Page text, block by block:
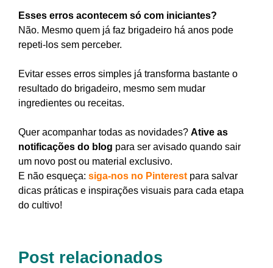
Esses erros acontecem só com iniciantes?
Não. Mesmo quem já faz brigadeiro há anos pode
repeti-los sem perceber.
Evitar esses erros simples já transforma bastante o
resultado do brigadeiro, mesmo sem mudar
ingredientes ou receitas.
Quer acompanhar todas as novidades? Ative as
notificações do blog para ser avisado quando sair
um novo post ou material exclusivo.
E não esqueça: siga-nos no Pinterest para salvar
dicas práticas e inspirações visuais para cada etapa
do cultivo!
Post relacionados